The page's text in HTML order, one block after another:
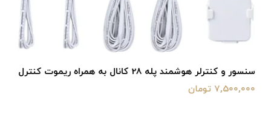
سنسور و کنترلر هوشمند پله 28 کانال به همراه ریموت کنترل
7,500,000 تومان